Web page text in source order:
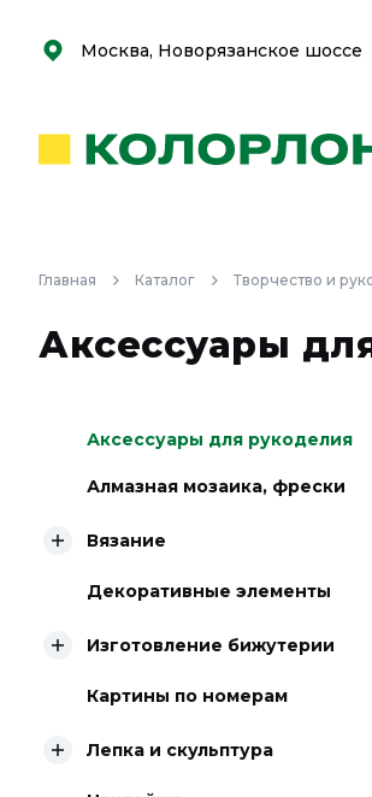
Скоро
Скоро
Москва, Новорязанское шоссе
Главная Каталог Творчество и
Аксессуары
Аксессуары для рукоделия
Алмазная мозаика, фрески
Вязание
Декоративные элементы
Изготовление бижутерии
Картины по номерам
Лепка и скульптура